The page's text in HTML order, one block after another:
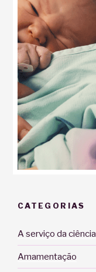
CATEGORIAS
A serviço da ciência
Amamentação